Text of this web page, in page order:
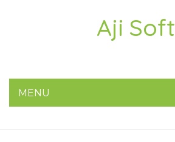
Aji Soft
MENU